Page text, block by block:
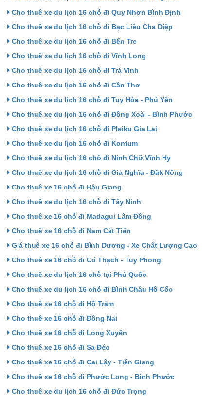
Cho thuê xe du lịch 16 chỗ đi Quy Nhơn Bình Định
Cho thuê xe du lịch 16 chỗ đi Bạc Liêu Cha Diệp
Cho thuê xe du lịch 16 chỗ đi Bến Tre
Cho thuê xe du lịch 16 chỗ đi Vĩnh Long
Cho thuê xe du lịch 16 chỗ đi Trà Vinh
Cho thuê xe du lịch 16 chỗ đi Cần Thơ
Cho thuê xe du lịch 16 chỗ đi Tuy Hòa - Phú Yên
Cho thuê xe du lịch 16 chỗ đi Đồng Xoài - Bình Phước
Cho thuê xe du lịch 16 chỗ đi Pleiku Gia Lai
Cho thuê xe du lịch 16 chỗ đi Kontum
Cho thuê xe du lịch 16 chỗ đi Ninh Chữ Vĩnh Hy
Cho thuê xe du lịch 16 chỗ đi Gia Nghĩa - Đăk Nông
Cho thuê xe 16 chỗ đi Hậu Giang
Cho thuê xe du lịch 16 chỗ đi Tây Ninh
Cho thuê xe 16 chỗ đi Madagui Lâm Đồng
Cho thuê xe 16 chỗ đi Nam Cát Tiên
Giá thuê xe 16 chỗ đi Bình Dương - Xe Chất Lượng Cao
Cho thuê xe 16 chỗ đi Cổ Thạch - Tuy Phong
Cho thuê xe du lịch 16 chỗ tại Phú Quốc
Cho thuê xe du lịch 16 chỗ đi Bình Châu Hồ Cốc
Cho thuê xe 16 chỗ đi Hồ Tràm
Cho thuê xe 16 chỗ đi Đồng Nai
Cho thuê xe 16 chỗ đi Long Xuyên
Cho thuê xe 16 chỗ đi Sa Đéc
Cho thuê xe 16 chỗ đi Cai Lậy - Tiền Giang
Cho thuê xe 16 chỗ đi Phước Long - Bình Phước
Cho thuê xe du lịch 16 chỗ đi Đức Trọng